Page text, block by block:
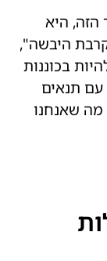
הזה, היא
היבשה",
בכוננות
עם תנאים
מה שאנחנו